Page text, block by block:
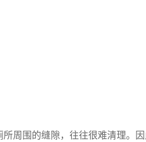
围的缝隙，往往很难清理。